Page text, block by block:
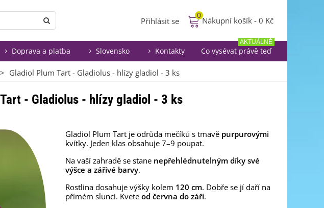
Přihlásit se
0
Nákupní košík - 0 Kč
Doprava a platba Slovensko Kontakty Co vysévat právě teď
AKTUÁLNĚ
> Gladiol Plum Tart - Gladiolus - hlízy gladiol - 3 ks
- Gladiolus - hlízy gladiol - 3 ks
Gladiol Plum Tart je odrůda mečíků s tmavě purpurovými
kvítky. Jeden klas obsahuje 7–9 poupat.
Na vaší zahradě se stane nepřehlédnutelným díky své
výšce a zářivé barvy.
Rostlina dosahuje výšky kolem 120 cm. Dobře se jí daří na
přímém slunci. Kvete od června do září.